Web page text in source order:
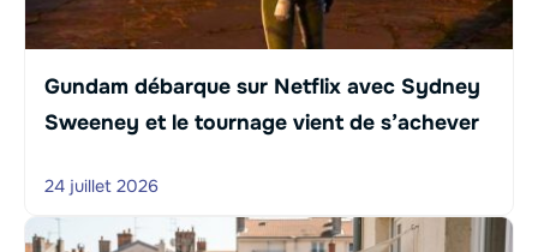
Gundam débarque sur Netflix avec Sydney
Sweeney et le tournage vient de s’achever
24 juillet 2026